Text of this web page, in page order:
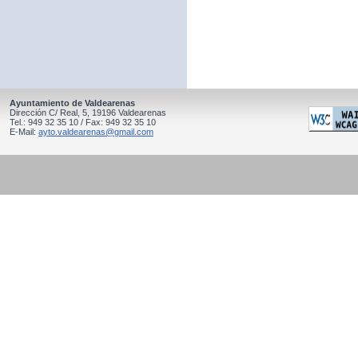
Ayuntamiento de Valdearenas
Dirección C/ Real, 5, 19196 Valdearenas
Tel.: 949 32 35 10 / Fax: 949 32 35 10
E-Mail: ayto.valdearenas@gmail.com